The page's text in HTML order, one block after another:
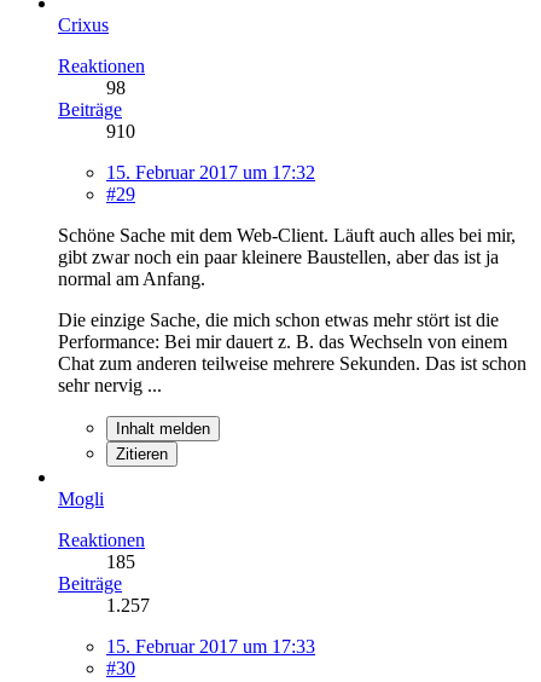
Crixus
Reaktionen
98
Beiträge
910
15. Februar 2017 um 17:32
#29
Schöne Sache mit dem Web-Client. Läuft auch alles bei mir,
gibt zwar noch ein paar kleinere Baustellen, aber das ist ja
normal am Anfang.
Die einzige Sache, die mich schon etwas mehr stört ist die
Performance: Bei mir dauert z. B. das Wechseln von einem
Chat zum anderen teilweise mehrere Sekunden. Das ist schon
sehr nervig ...
Inhalt melden
Zitieren
Mogli
Reaktionen
185
Beiträge
1.257
15. Februar 2017 um 17:33
#30